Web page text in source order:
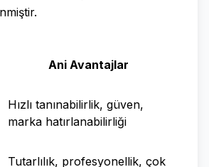
Ani Avantajlar
Hızlı tanınabilirlik, güven,
marka hatırlanabilirliği
Tutarlılık, profesyonellik, çok